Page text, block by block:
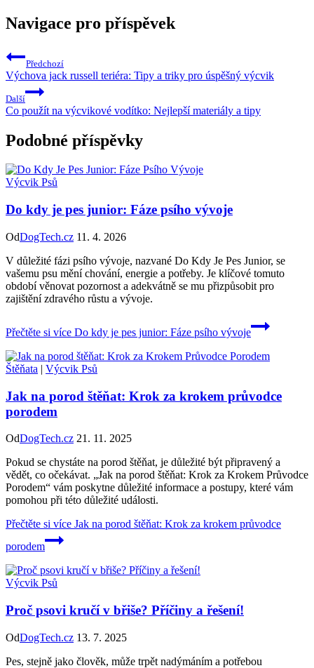
Navigace pro příspěvek
Předchozí
Výchova jack russell teriéra: Tipy a triky pro úspěšný výcvik
Další
Co použít na výcvikové vodítko: Nejlepší materiály a tipy
Podobné příspěvky
Výcvik Psů
Do kdy je pes junior: Fáze psího vývoje
OdDogTech.cz 11. 4. 2026
V důležité fázi psího vývoje, nazvané Do Kdy Je Pes Junior, se
vašemu psu mění chování, energie a potřeby. Je klíčové tomuto
období věnovat pozornost a adekvátně se mu přizpůsobit pro
zajištění zdravého růstu a vývoje.
Přečtěte si více Do kdy je pes junior: Fáze psího vývoje
Štěňata | Výcvik Psů
Jak na porod štěňat: Krok za krokem průvodce
porodem
OdDogTech.cz 21. 11. 2025
Pokud se chystáte na porod štěňat, je důležité být připravený a
vědět, co očekávat. „Jak na porod štěňat: Krok za Krokem Průvodce
Porodem“ vám poskytne důležité informace a postupy, které vám
pomohou při této důležité události.
Přečtěte si více Jak na porod štěňat: Krok za krokem průvodce
porodem
Výcvik Psů
Proč psovi kručí v břiše? Příčiny a řešení!
OdDogTech.cz 13. 7. 2025
Pes, stejně jako člověk, může trpět nadýmáním a potřebou